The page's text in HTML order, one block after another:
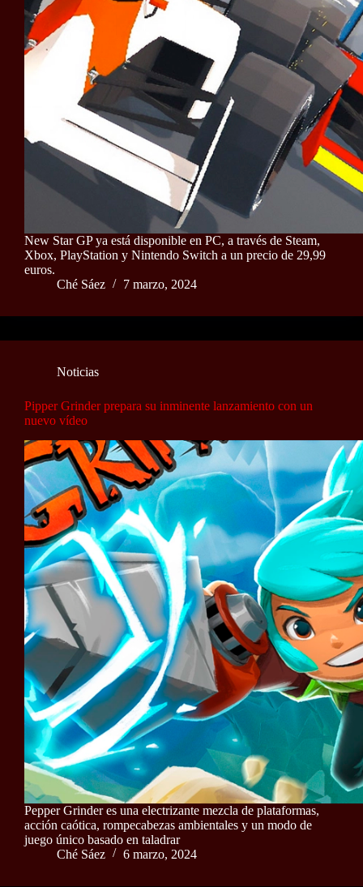
New Star GP ya está disponible en PC, a través de Steam,
Xbox, PlayStation y Nintendo Switch a un precio de 29,99
euros.
Ché Sáez
7 marzo, 2024
Noticias
Pipper Grinder prepara su inminente lanzamiento con un
nuevo vídeo
Pepper Grinder es una electrizante mezcla de plataformas,
acción caótica, rompecabezas ambientales y un modo de
juego único basado en taladrar
Ché Sáez
6 marzo, 2024